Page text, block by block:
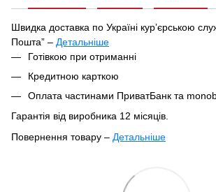
Швидка доставка по Україні курʼєрською
Пошта” – Детальніше
Під час оформлення замовлення ви можете
спосіб отримання посилки:
У найближчому відділенні чи поштоматі
Кур'єрська доставка за вказаною адресою
Ваше замовлення буде відправлено в цей
підтвердження, якщо воно оформлене до
відправлене наступного дня.
Готівкою при отриманні
Кредитною карткою
Оплата частинами ПриватБанк та
Гарантія від виробника 12 місяців.
Повернення товару – Детальніше
входять до переліку непродовольчих